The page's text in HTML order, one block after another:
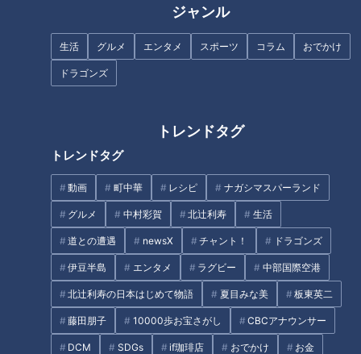
ジャンル
生活 グルメ エンタメ スポーツ コラム おでかけ
ドラゴンズ
トレンドタグ
トレンドタグ
動画 町中華 レシピ ナガシマスパーランド
グルメ 中村彩賀 北辻利寿 生活
道との遭遇 newsX チャント！ ドラゴンズ
伊豆半島 エンタメ ラグビー 中部国際空港
北辻利寿の日本はじめて物語 夏目みな美 板東英二
藤田朋子 10000歩お宝さがし CBCアナウンサー
DCM SDGs if珈琲店 おでかけ お金
り方【キユーピー３分クッキン
タグ
オススメ関連コンテンツ